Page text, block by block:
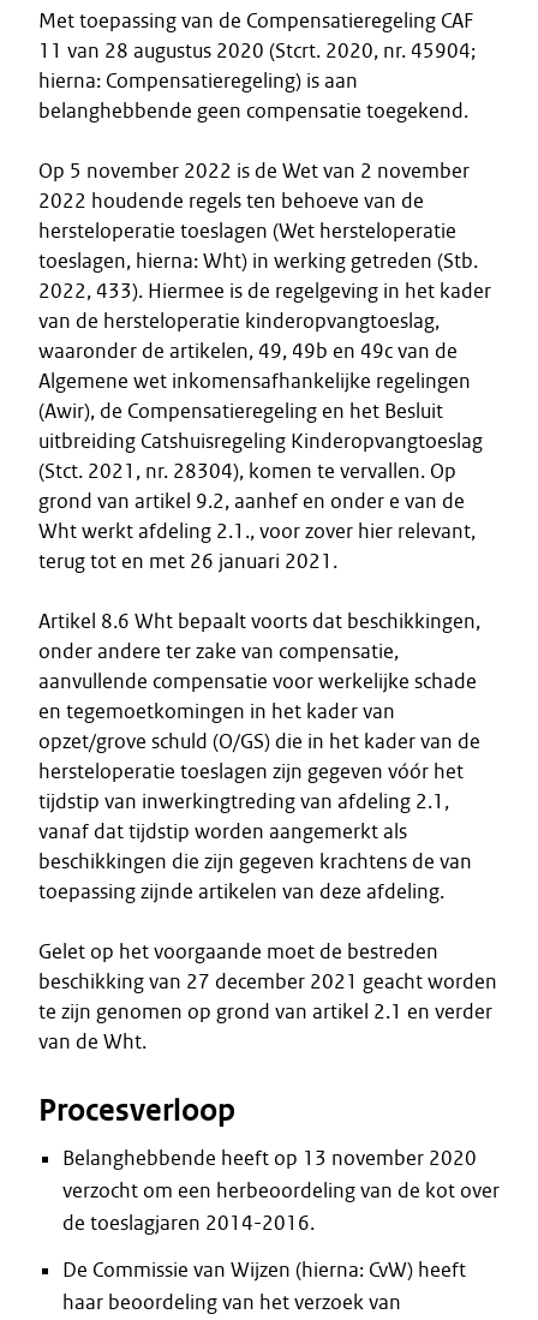
Met toepassing van de Compensatieregeling CAF
11 van 28 augustus 2020 (Stcrt. 2020, nr. 45904;
hierna: Compensatieregeling) is aan
belanghebbende geen compensatie toegekend.
Op 5 november 2022 is de Wet van 2 november
2022 houdende regels ten behoeve van de
hersteloperatie toeslagen (Wet hersteloperatie
toeslagen, hierna: Wht) in werking getreden (Stb.
2022, 433). Hiermee is de regelgeving in het kader
van de hersteloperatie kinderopvangtoeslag,
waaronder de artikelen, 49, 49b en 49c van de
Algemene wet inkomensafhankelijke regelingen
(Awir), de Compensatieregeling en het Besluit
uitbreiding Catshuisregeling Kinderopvangtoeslag
(Stct. 2021, nr. 28304), komen te vervallen. Op
grond van artikel 9.2, aanhef en onder e van de
Wht werkt afdeling 2.1., voor zover hier relevant,
terug tot en met 26 januari 2021.
Artikel 8.6 Wht bepaalt voorts dat beschikkingen,
onder andere ter zake van compensatie,
aanvullende compensatie voor werkelijke schade
en tegemoetkomingen in het kader van
opzet/grove schuld (O/GS) die in het kader van de
hersteloperatie toeslagen zijn gegeven vóór het
tijdstip van inwerkingtreding van afdeling 2.1,
vanaf dat tijdstip worden aangemerkt als
beschikkingen die zijn gegeven krachtens de van
toepassing zijnde artikelen van deze afdeling.
Gelet op het voorgaande moet de bestreden
beschikking van 27 december 2021 geacht worden
te zijn genomen op grond van artikel 2.1 en verder
van de Wht.
Procesverloop
Belanghebbende heeft op 13 november 2020
verzocht om een herbeoordeling van de kot over
de toeslagjaren 2014-2016.
De Commissie van Wijzen (hierna: CvW) heeft
haar beoordeling van het verzoek van